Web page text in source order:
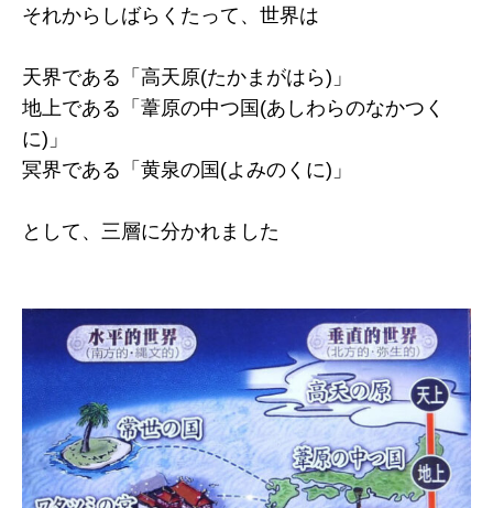
それからしばらくたって、世界は
天界である「高天原(たかまがはら)」
地上である「葦原の中つ国(あしわらのなかつく
に)」
冥界である「黄泉の国(よみのくに)」
として、三層に分かれました